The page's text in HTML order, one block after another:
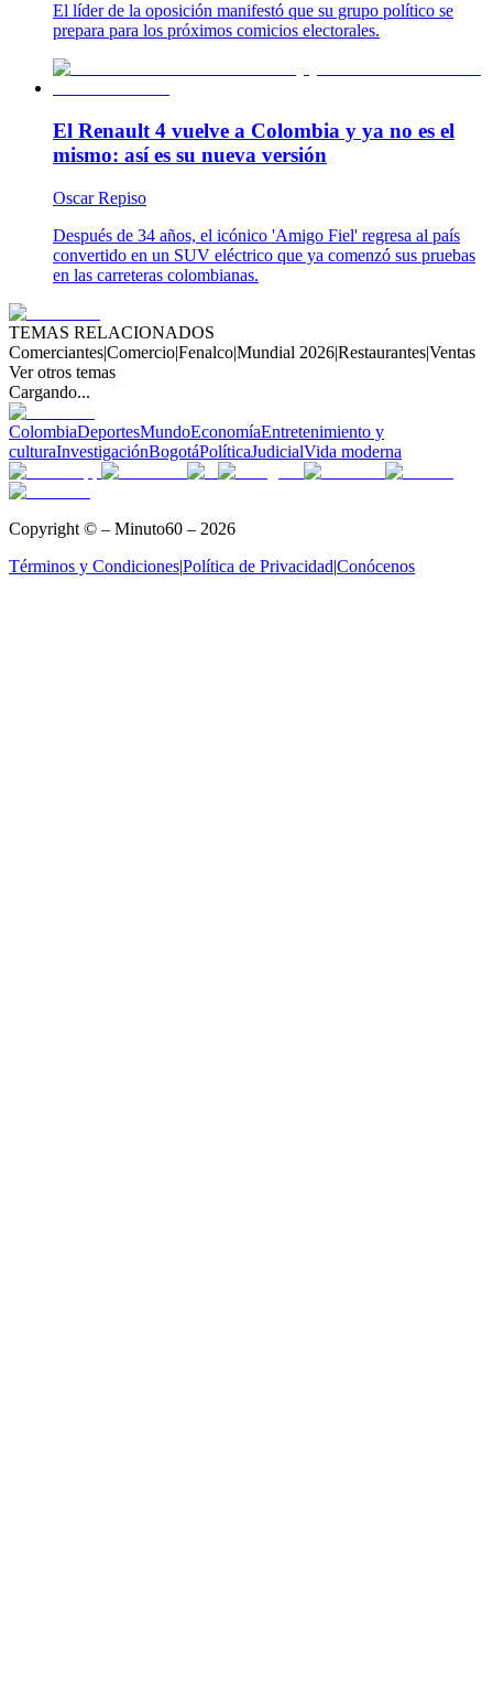
El líder de la oposición manifestó que su grupo político se
prepara para los próximos comicios electorales.
El Renault 4 vuelve a Colombia y ya no es el
mismo: así es su nueva versión
Oscar Repiso
Después de 34 años, el icónico 'Amigo Fiel' regresa al país
convertido en un SUV eléctrico que ya comenzó sus pruebas
en las carreteras colombianas.
TEMAS RELACIONADOS
Comerciantes|Comercio|Fenalco|Mundial 2026|Restaurantes|Ventas
Ver otros temas
Cargando...
ColombiaDeportesMundoEconomíaEntretenimiento y
culturaInvestigaciónBogotáPolíticaJudicialVida moderna
Copyright © – Minuto60 – 2026
Términos y Condiciones|Política de Privacidad|Conócenos